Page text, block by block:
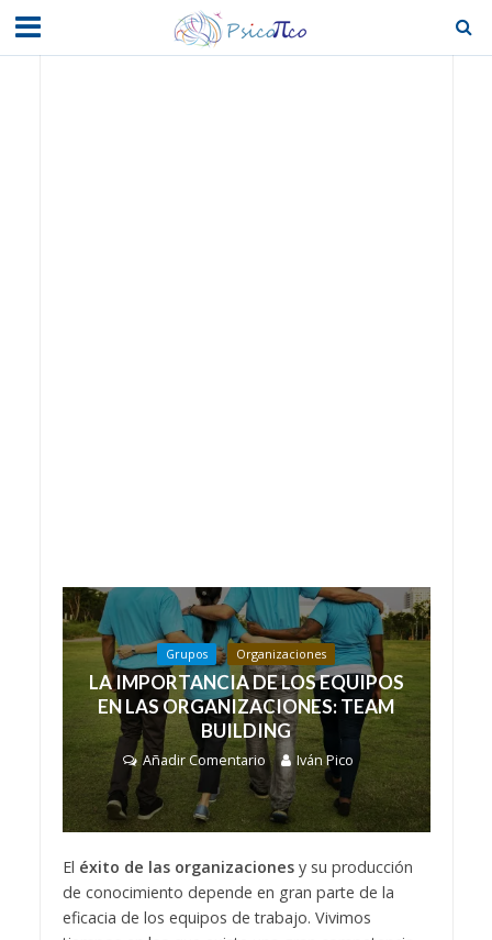
Grupos Organizaciones
LA IMPORTANCIA DE LOS EQUIPOS
EN LAS ORGANIZACIONES: TEAM
BUILDING
Añadir Comentario Iván Pico
El éxito de las organizacionesy su producción
de conocimiento depende en gran parte de la
eficacia de los equipos de trabajo. Vivimos